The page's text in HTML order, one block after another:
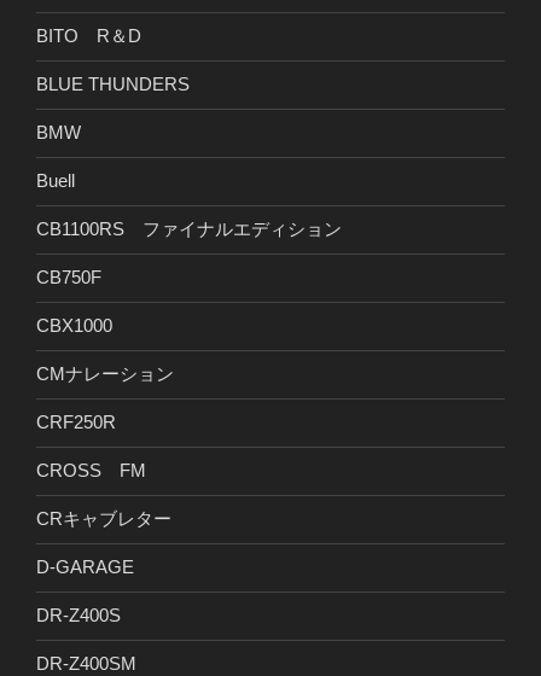
BITO R＆D
BLUE THUNDERS
BMW
Buell
CB1100RS ファイナルエディション
CB750F
CBX1000
CMナレーション
CRF250R
CROSS FM
CRキャブレター
D-GARAGE
DR-Z400S
DR-Z400SM